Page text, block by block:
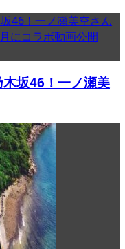
坂46！一ノ瀬美